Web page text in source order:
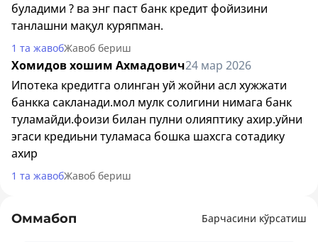
буладими ? ва энг паст банк кредит фойизини
танлашни мақул куряпман.
1 та жавобЖавоб бериш
Хомидов хошим Ахмадович24 мар 2026
Ипотека кредитга олинган уй жойни асл хужжати
банкка сакланади.мол мулк солигини нимага банк
туламайди.фоизи билан пулни олияптику ахир.уйни
эгаси кредиьни туламаса бошка шахсга сотадику
ахир
1 та жавобЖавоб бериш
Оммабоп Барчасини кўрсатиш